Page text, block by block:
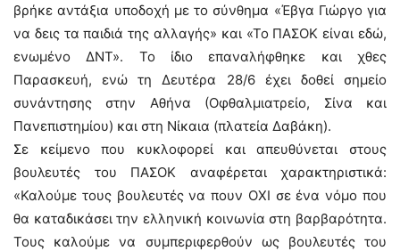
βρήκε αντάξια υποδοχή με το σύνθημα «Έβγα Γιώργο για
να δεις τα παιδιά της αλλαγής» και «Το ΠΑΣΟΚ είναι εδώ,
ενωμένο ΔΝΤ». Το ίδιο επαναλήφθηκε και χθες
Παρασκευή, ενώ τη Δευτέρα 28/6 έχει δοθεί σημείο
συνάντησης στην Αθήνα (Οφθαλμιατρείο, Σίνα και
Πανεπιστημίου) και στη Νίκαια (πλατεία Δαβάκη).
Σε κείμενο που κυκλοφορεί και απευθύνεται στους
βουλευτές του ΠΑΣΟΚ αναφέρεται χαρακτηριστικά:
«Καλούμε τους βουλευτές να πουν ΟΧΙ σε ένα νόμο που
θα καταδικάσει την ελληνική κοινωνία στη βαρβαρότητα.
Τους καλούμε να συμπεριφερθούν ως βουλευτές του